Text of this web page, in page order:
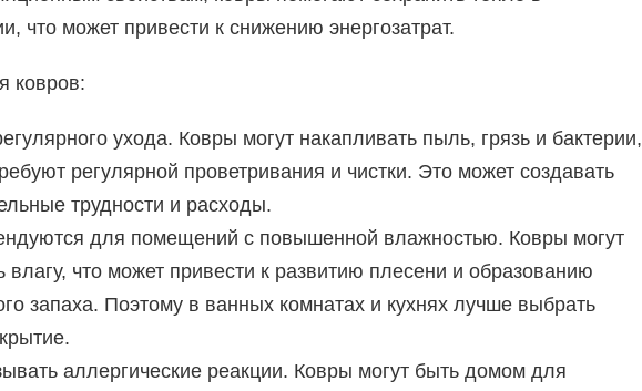
что может привести к снижению энергозатрат.
ковров:
ухода. Ковры могут накапливать пыль, грязь и бактерии,
регулярной проветривания и чистки. Это может создавать
трудности и расходы.
для помещений с повышенной влажностью. Ковры могут
влагу, что может привести к развитию плесени и образованию
запаха. Поэтому в ванных комнатах и кухнях лучше выбрать
аллергические реакции. Ковры могут быть домом для